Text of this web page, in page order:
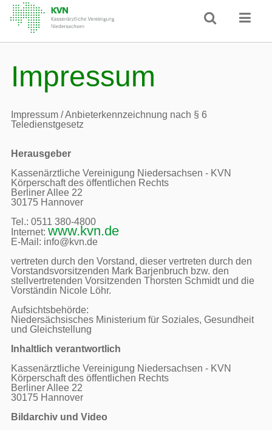
Impressum
Impressum / Anbieterkennzeichnung nach § 6
Teledienstgesetz
Herausgeber
Kassenärztliche Vereinigung Niedersachsen - KVN
Körperschaft des öffentlichen Rechts
Berliner Allee 22
30175 Hannover
Tel.: 0511 380-4800
Internet: www.kvn.de
E-Mail: info@kvn.de
vertreten durch den Vorstand, dieser vertreten durch den
Vorstandsvorsitzenden Mark Barjenbruch bzw. den
stellvertretenden Vorsitzenden Thorsten Schmidt und die
Vorständin Nicole Löhr.
Aufsichtsbehörde:
Niedersächsisches Ministerium für Soziales, Gesundheit
und Gleichstellung
Inhaltlich verantwortlich
Kassenärztliche Vereinigung Niedersachsen - KVN
Körperschaft des öffentlichen Rechts
Berliner Allee 22
30175 Hannover
Bildarchiv und Video